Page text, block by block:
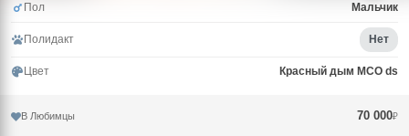
Пол Мальчик
Полидакт Нет
Цвет Красный дым MCO ds
В Любимцы 70 000₽